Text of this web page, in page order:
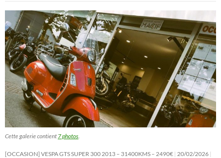
Cette galerie contient 7 photos
[OCCASION] VESPA GTS SUPER 300 2013 – 31400KMS – 2490€ 20/02/2026